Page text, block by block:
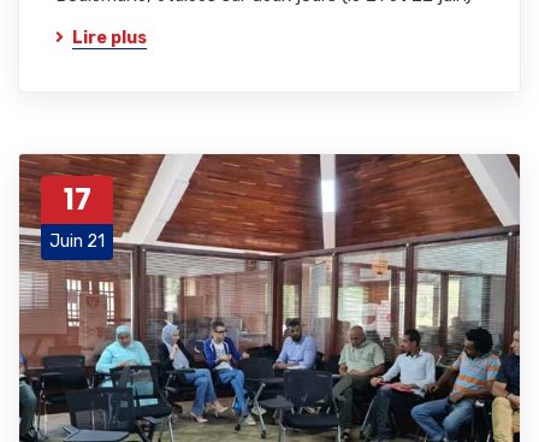
Lire plus
17
Juin 21